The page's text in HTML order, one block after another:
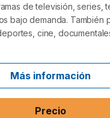
de televisión, series,
bajo demanda. También
cine,
Más información
Precio